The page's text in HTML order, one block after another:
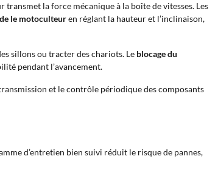
la force mécanique à la boîte de vitesses. Les
le motoculteuren réglant la hauteur et l’inclinaison,
sillons ou tracter des chariots. Le blocage du
pendant l’avancement.
et le contrôle périodique des composants
d’entretien bien suivi réduit le risque de pannes,